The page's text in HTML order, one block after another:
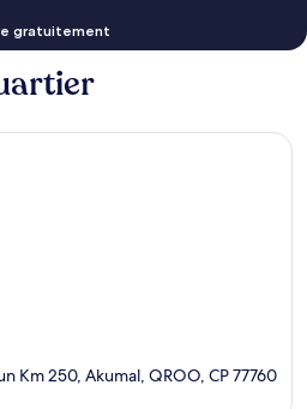
gratuitement
Km 250, Akumal, QROO, CP 77760